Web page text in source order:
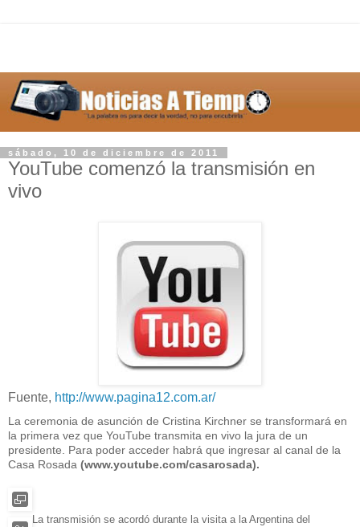
sábado, 10 de diciembre de 2011
YouTube comenzó la transmisión en
vivo
Fuente, http://www.pagina12.com.ar/
La ceremonia de asunción de Cristina Kirchner se transformará en
la primera vez que YouTube transmita en vivo la jura de un
presidente. Para poder acceder habrá que ingresar al canal de la
Casa Rosada (www.youtube.com/casarosada).
La transmisión se acordó durante la visita a la Argentina del